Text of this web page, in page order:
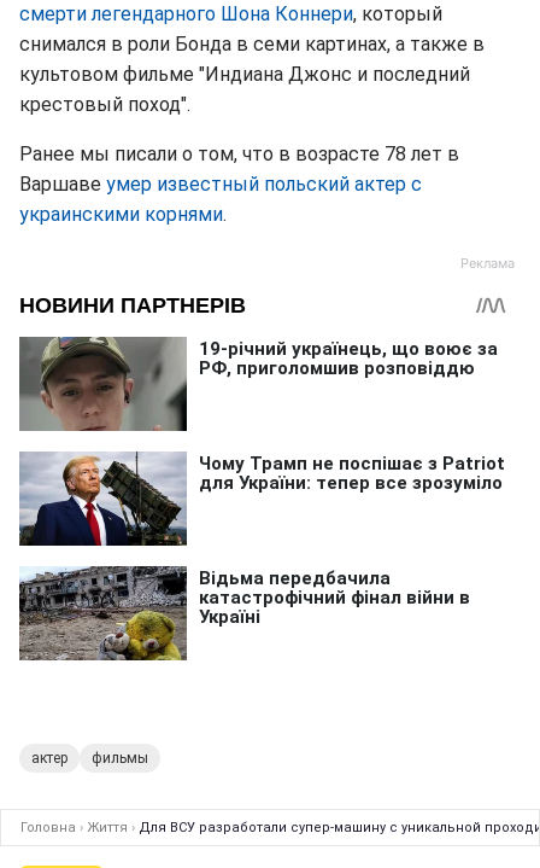
смерти легендарного Шона Коннери, который
снимался в роли Бонда в семи картинах, а также в
культовом фильме "Индиана Джонс и последний
крестовый поход".
Ранее мы писали о том, что в возрасте 78 лет в
Варшаве умер известный польский актер с
украинскими корнями.
актер фильмы
Головна › Життя › Для ВСУ разработали супер-машину с уникальной